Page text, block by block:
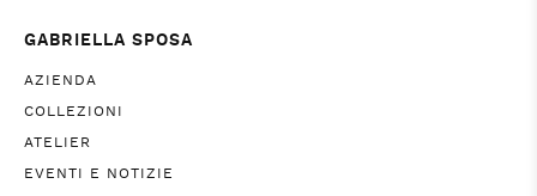
GABRIELLA SPOSA
AZIENDA
COLLEZIONI
ATELIER
EVENTI E NOTIZIE